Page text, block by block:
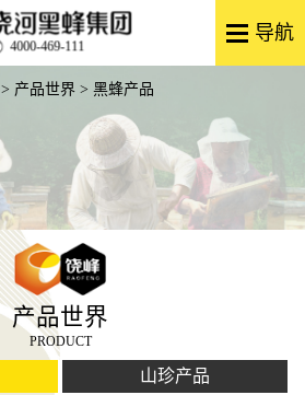
4000-469-111
> 产品世界> 黑蜂产品
产品世界
PRODUCT
山珍产品